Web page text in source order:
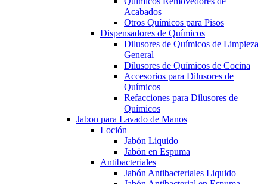
Acabados
Otros Químicos para Pisos
Dispensadores de Químicos
Dilusores de Químicos de Limpieza
General
Dilusores de Químicos de Cocina
Accesorios para Dilusores de
Químicos
Refacciones para Dilusores de
Químicos
Jabon para Lavado de Manos
Loción
Jabón Liquido
Jabón en Espuma
Antibacteriales
Jabón Antibacteriales Liquido